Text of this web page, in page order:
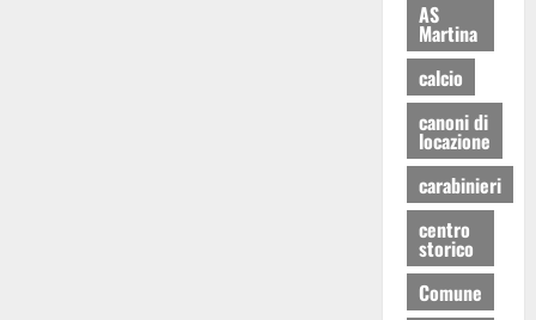
AS
Martina
calcio
canoni di
locazione
carabinieri
centro
storico
Comune